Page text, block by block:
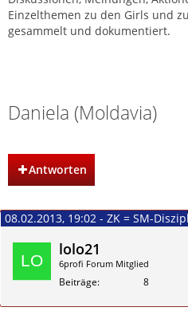
Einzelthemen zu den Girls und
gesammelt und dokumentiert.
Daniela (Moldavia)
Antworten
08.02.2013, 19:02 - ZK = SM-
lolo21
6profi Forum Mitglied
Beiträge 8